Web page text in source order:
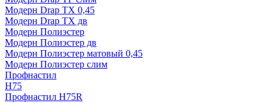
Модерн Drap ТХ 0,45
Модерн Drap ТХ дв
Модерн Полиэстер
Модерн Полиэстер дв
Модерн Полиэстер матовый 0,45
Модерн Полиэстер слим
Профнастил
H75
Профнастил H75R